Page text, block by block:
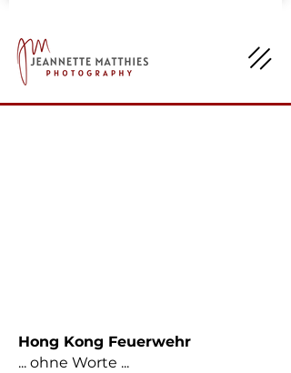
Hong Kong Feuerwehr
... ohne Worte ...